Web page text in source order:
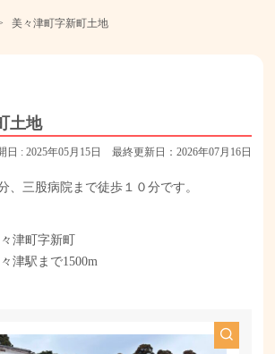
美々津町字新町土地
土地
日 : 2025年05月15日 最終更新日：2026年07月16日
、三股病院まで徒歩１０分です。
津町字新町
津駅まで1500m